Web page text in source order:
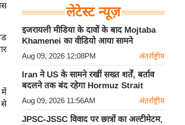
में
से
लेटेस्ट न्यूज़
इजरायली मीडिया के दावों के बाद Mojtaba
Khamenei का वीडियो आया सामने
Aug 09, 2026 12:08PM अंतर्राष्ट्रीय
Iran ने US के सामने रखीं सख्त शर्तें, बर्ताव
बदलने तक बंद रहेगा Hormuz Strait
Aug 09, 2026 11:56AM अंतर्राष्ट्रीय
JPSC-JSSC विवाद पर छात्रों का अल्टीमेटम,